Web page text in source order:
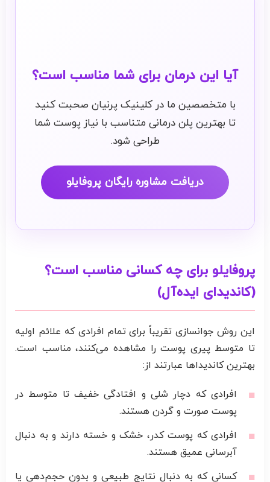
آیا این درمان برای شما مناسب است؟
با متخصصین ما در کلینیک پرنیان صحبت کنید
تا بهترین پلن درمانی متناسب با نیاز پوست شما
طراحی شود.
دریافت مشاوره رایگان پروفایلو
پروفایلو برای چه کسانی مناسب است؟
(کاندیدای ایده‌آل)
این روش جوانسازی تقریباً برای تمام افرادی که علائم اولیه
تا متوسط پیری پوست را مشاهده می‌کنند، مناسب است.
بهترین کاندیداها عبارتند از:
افرادی که دچار شلی و افتادگی خفیف تا متوسط در
پوست صورت و گردن هستند.
افرادی که پوست کدر، خشک و خسته دارند و به دنبال
آبرسانی عمیق هستند.
کسانی که به دنبال نتایج طبیعی و بدون حجم‌دهی یا